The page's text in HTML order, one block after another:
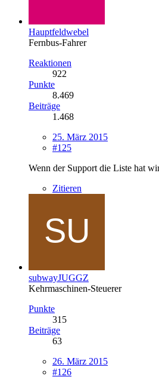
Hauptfeldwebel
Fernbus-Fahrer
Reaktionen
922
Punkte
8.469
Beiträge
1.468
25. März 2015
#125
Wenn der Support die Liste hat
Zitieren
subwayJUGGZ
Kehrmaschinen-Steuerer
Punkte
315
Beiträge
63
26. März 2015
#126